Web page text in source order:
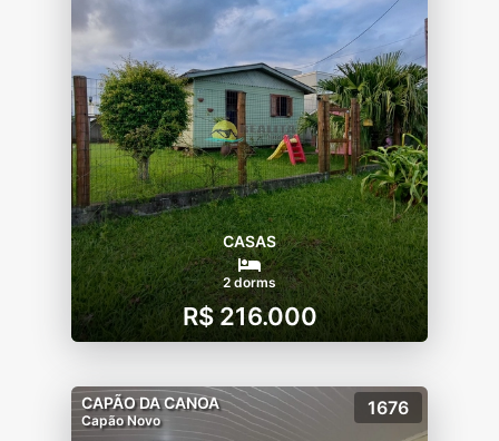
CASAS
2 dorms
R$ 216.000
CAPÃO DA CANOA
Capão Novo
1676